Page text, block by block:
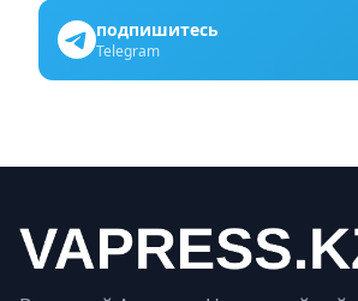
подпишитесь
Telegram